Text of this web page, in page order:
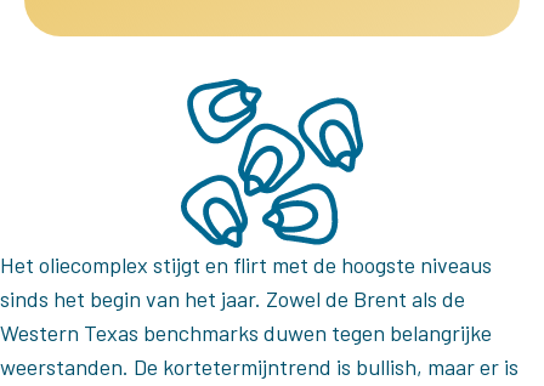
Het oliecomplex stijgt en flirt met de hoogste niveaus
sinds het begin van het jaar. Zowel de Brent als de
Western Texas benchmarks duwen tegen belangrijke
weerstanden. De kortetermijntrend is bullish, maar er is